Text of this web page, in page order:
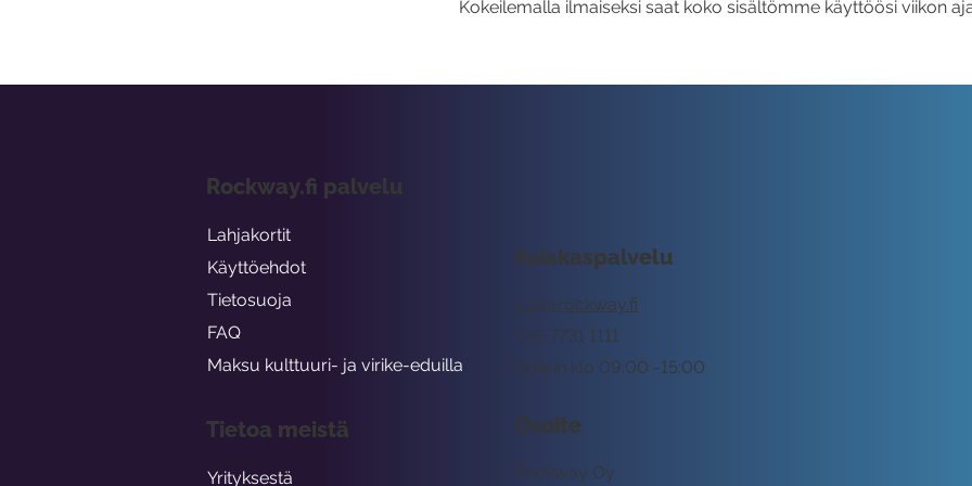
Kokeilemalla ilmaiseksi saat koko sisältömme käyttöösi viikon
Asiakaspalvelu
tuki@rockway.fi
Arkisin klo 09:00 -15:00
045 7731 1111
Osoite
Rockway Oy
Rockway.fi palvelu
Lahjakortit
Käyttöehdot
Tietosuoja
FAQ
Maksu kulttuuri- ja virike-eduilla
Tietoa meistä
Yrityksestä